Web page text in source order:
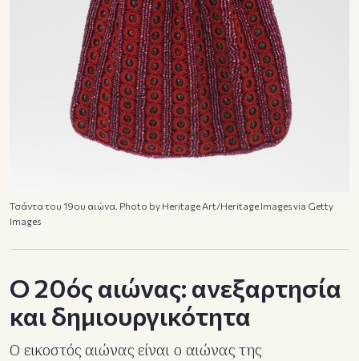
Τσάντα του 19ου αιώνα. Photo by Heritage Art/Heritage Images via Getty
Images
Ο 20ός αιώνας: ανεξαρτησία
και δημιουργικότητα
Ο εικοστός αιώνας είναι ο αιώνας της